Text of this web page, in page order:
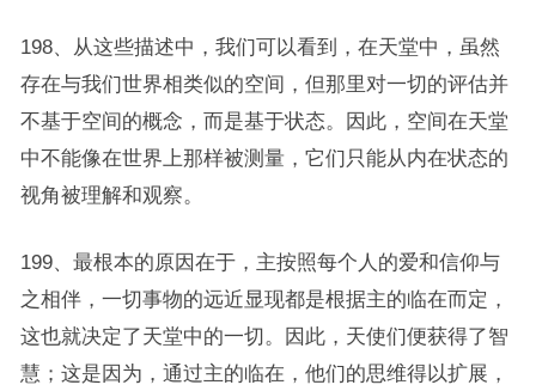
198、从这些描述中，我们可以看到，在天堂中，虽然
存在与我们世界相类似的空间，但那里对一切的评估并
不基于空间的概念，而是基于状态。因此，空间在天堂
中不能像在世界上那样被测量，它们只能从内在状态的
视角被理解和观察。
199、最根本的原因在于，主按照每个人的爱和信仰与
之相伴，一切事物的远近显现都是根据主的临在而定，
这也就决定了天堂中的一切。因此，天使们便获得了智
慧；这是因为，通过主的临在，他们的思维得以扩展，